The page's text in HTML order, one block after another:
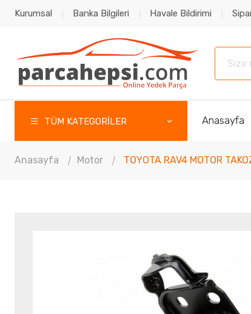
Kurumsal Banka Bilgileri Havale Bildirimi
TÜM KATEGORİLER Anasayfa
Anasayfa Motor TOYOTA RAV4 MOTOR